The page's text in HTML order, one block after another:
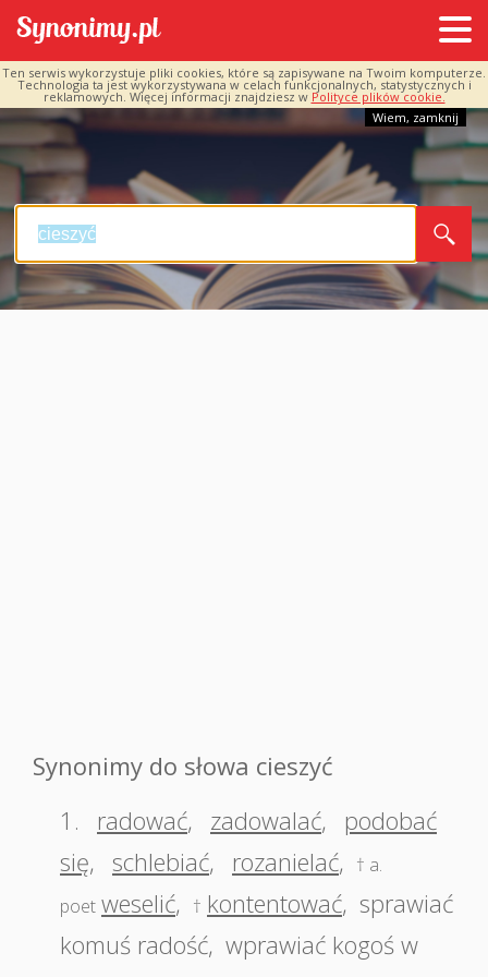
Ten serwis wykorzystuje pliki cookies, które są zapisywane na Twoim komputerze.
Technologia ta jest wykorzystywana w celach funkcjonalnych, statystycznych i
reklamowych. Więcej informacji znajdziesz w Polityce plików cookie.
Wiem, zamknij
Synonimy do słowa cieszyć
1.
radować, zadowalać,
podobać
się, schlebiać, rozanielać,
† a.
poet weselić, † kontentować, sprawiać
komuś radość, wprawiać kogoś w